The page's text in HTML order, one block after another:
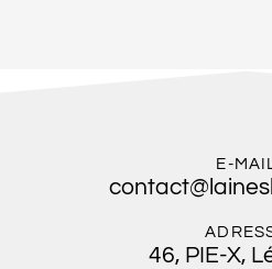
E-
46, PIE-X,